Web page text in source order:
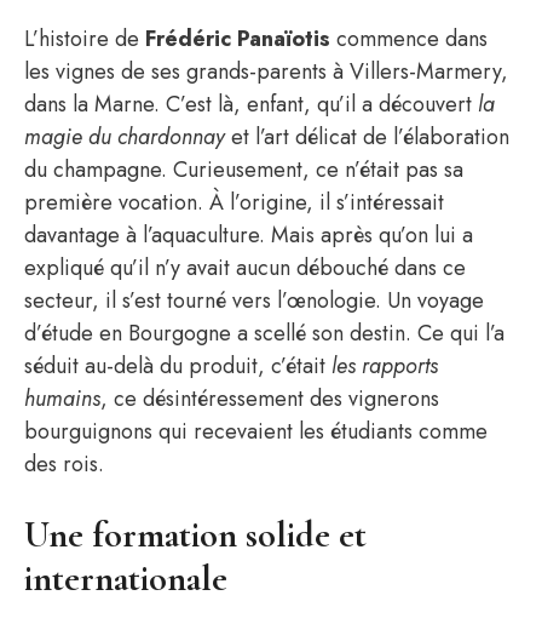
L’histoire de Frédéric Panaïotis commence dans
les vignes de ses grands-parents à Villers-Marmery,
dans la Marne. C’est là, enfant, qu’il a découvert la
magie du chardonnayet l’art délicat de l’élaboration
du champagne. Curieusement, ce n’était pas sa
première vocation. À l’origine, il s’intéressait
davantage à l’aquaculture. Mais après qu’on lui a
expliqué qu’il n’y avait aucun débouché dans ce
secteur, il s’est tourné vers l’œnologie. Un voyage
d’étude en Bourgogne a scellé son destin. Ce qui l’a
séduit au-delà du produit, c’était les rapports
humains, ce désintéressement des vignerons
bourguignons qui recevaient les étudiants comme
des rois.
Une formation solide et
internationale